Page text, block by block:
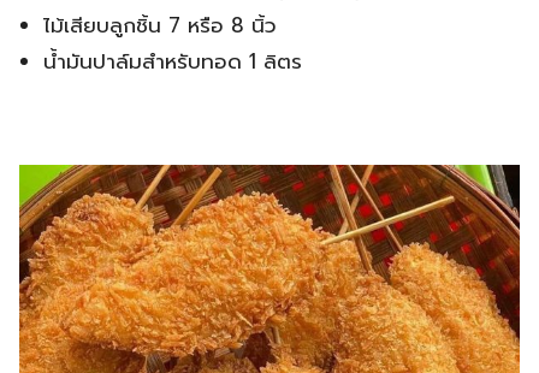
ไม้เสียบลูกชิ้น 7 หรือ 8 นิ้ว
น้ำมันปาล์มสำหรับทอด 1 ลิตร